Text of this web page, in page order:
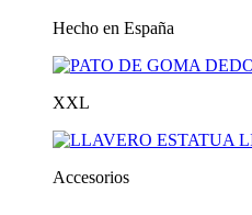
Hecho en España
XXL
Accesorios